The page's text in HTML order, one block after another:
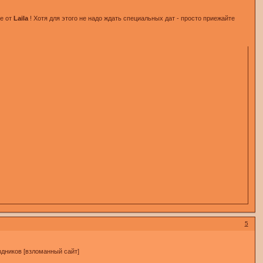
отLaila ! Хотя для этого не надо ждать специальных дат - просто приежайте
5
[взломанный сайт]